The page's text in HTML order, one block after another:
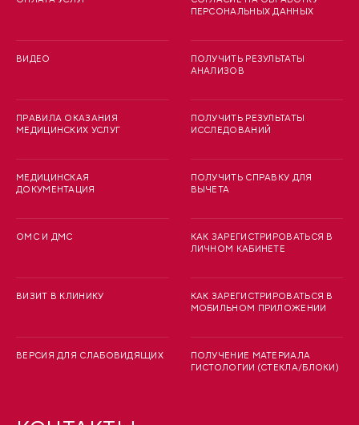
ВИДЕО
ПРАВИЛА ОКАЗАНИЯ
МЕДИЦИНСКИХ УСЛУГ
МЕДИЦИНСКАЯ
ДОКУМЕНТАЦИЯ
ОМС И ДМС
ВИЗИТ В КЛИНИКУ
ВЕРСИЯ ДЛЯ СЛАБОВИДЯЩИХ
ПЕРСОНАЛЬНЫХ ДАННЫХ
ПОЛУЧИТЬ РЕЗУЛЬТАТЫ
АНАЛИЗОВ
ПОЛУЧИТЬ РЕЗУЛЬТАТЫ
ИССЛЕДОВАНИЙ
ПОЛУЧИТЬ СПРАВКУ ДЛЯ
ВЫЧЕТА
КАК ЗАРЕГИСТРИРОВАТЬСЯ В
ЛИЧНОМ КАБИНЕТЕ
КАК ЗАРЕГИСТРИРОВАТЬСЯ В
МОБИЛЬНОМ ПРИЛОЖЕНИИ
ПОЛУЧЕНИЕ МАТЕРИАЛА
ГИСТОЛОГИИ (СТЕКЛА/БЛОКИ)